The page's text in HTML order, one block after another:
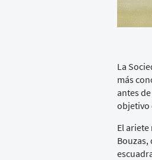
La
más
antes
objetivo
El
Bouzas,